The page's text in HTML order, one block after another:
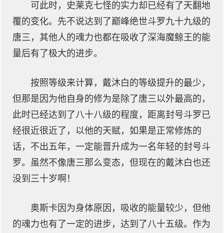
可此时，史莱克七怪的实力却已经有了天翻地
覆的变化。先不说达到了巅峰绝世斗罗九十九级的
唐三，其他人的魂力也都在吸收了深海魔鲸王的能
量后有了极大的进步。
按照等级来计算，戴沐白的等级提升的最少，
但那是因为他自身的修为是除了唐三以外最高的，
此时已经达到了八十八级的程度，距离封号斗罗已
经很近很近了，以他的天赋，如果是正常修炼的
话，不出五年，一定能晋升成为一名年轻的封号斗
罗。虽然不像唐三那么变态，但现在的戴沐白也还
没到三十岁啊！
奥斯卡因为身体原因，吸收的能量较少，但他
的魂力也有了一定的进步，达到了八十五级。作为